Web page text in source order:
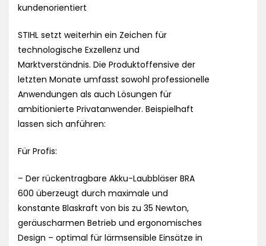
kundenorientiert
STIHL setzt weiterhin ein Zeichen für
technologische Exzellenz und
Marktverständnis. Die Produktoffensive der
letzten Monate umfasst sowohl professionelle
Anwendungen als auch Lösungen für
ambitionierte Privatanwender. Beispielhaft
lassen sich anführen:
Für Profis:
– Der rückentragbare Akku-Laubbläser BRA
600 überzeugt durch maximale und
konstante Blaskraft von bis zu 35 Newton,
geräuscharmen Betrieb und ergonomisches
Design – optimal für lärmsensible Einsätze in